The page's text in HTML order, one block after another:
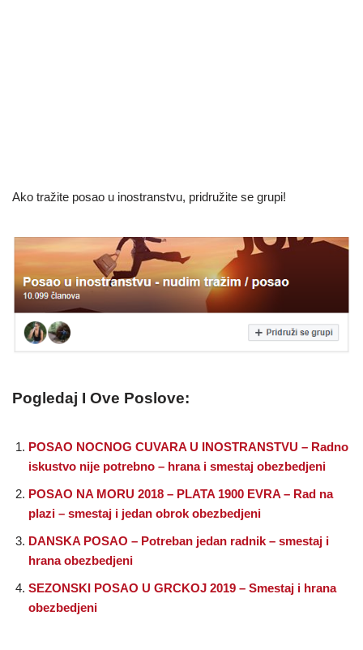
Ako tražite posao u inostranstvu, pridružite se grupi!
Pogledaj I Ove Poslove:
POSAO NOCNOG CUVARA U INOSTRANSTVU – Radno
iskustvo nije potrebno – hrana i smestaj obezbedjeni
POSAO NA MORU 2018 – PLATA 1900 EVRA – Rad na
plazi – smestaj i jedan obrok obezbedjeni
DANSKA POSAO – Potreban jedan radnik – smestaj i
hrana obezbedjeni
SEZONSKI POSAO U GRCKOJ 2019 – Smestaj i hrana
obezbedjeni